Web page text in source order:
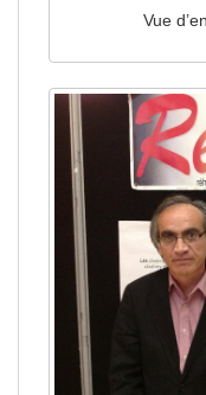
Vue